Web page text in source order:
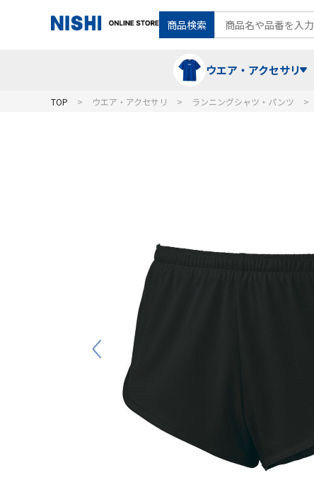
商品検索
ウエア・アクセサリ
TOP ウエア・アクセサリ ランニングシャツ・パンツ